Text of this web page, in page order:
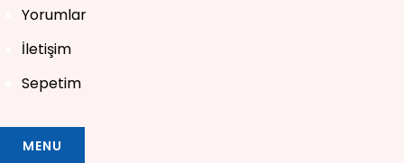
Yorumlar
İletişim
Sepetim
MENU